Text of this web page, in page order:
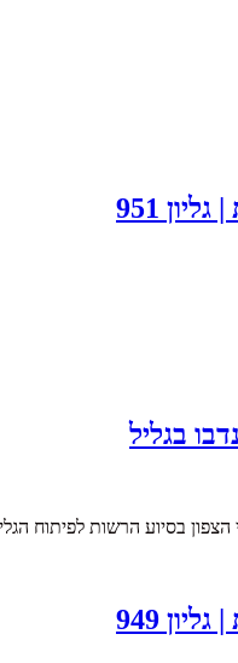
951
בגליל
בסיוע הרשות לפיתוח
949